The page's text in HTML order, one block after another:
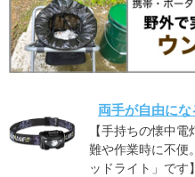
両手が自由にな
【手持ちの懐中
難や作業時に不便
ッドライト」です】